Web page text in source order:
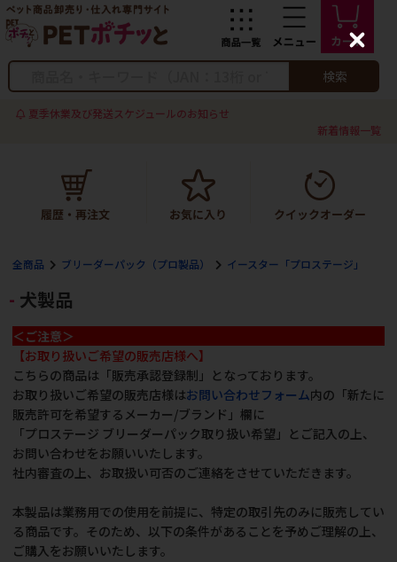
検索
夏季休業及び発送スケジュールのお知らせ
新着情報一覧
全商品 ブリーダーパック（プロ製品） イースター「プロステージ」
犬製品
＜ご注意＞
【お取り扱いご希望の販売店様へ】
こちらの商品は「販売承認登録制」となっております。
お取り扱いご希望の販売店様はお問い合わせフォーム内の「新たに
販売許可を希望するメーカー/ブランド」欄に
「プロステージ ブリーダーパック取り扱い希望」とご記入の上、
お問い合わせをお願いいたします。
社内審査の上、お取扱い可否のご連絡をさせていただきます。
本製品は業務用での使用を前提に、特定の取引先のみに販売してい
る商品です。そのため、以下の条件があることを予めご理解の上、
ご購入をお願いいたします。
C
l
s